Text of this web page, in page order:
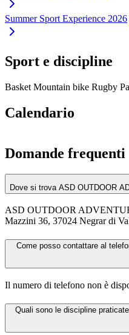
Summer Sport Experience 2026
Sport e discipline
Basket Mountain bike Rugby
Calendario
Domande frequenti
ASD OUTDOOR
Mazzini 36, 37024 Negrar di
Il numero di telefono non è